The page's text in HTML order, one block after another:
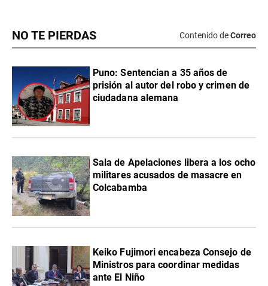
NO TE PIERDAS Contenido deCorreo
Puno: Sentencian a 35 años de
prisión al autor del robo y crimen de
ciudadana alemana
Sala de Apelaciones libera a los ocho
militares acusados de masacre en
Colcabamba
Keiko Fujimori encabeza Consejo de
Ministros para coordinar medidas
ante El Niño